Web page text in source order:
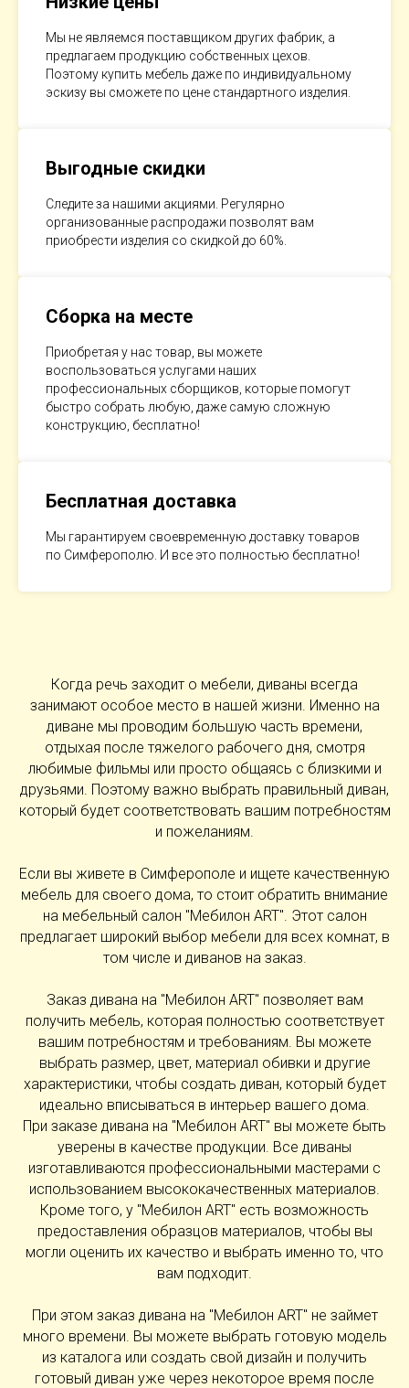
Мы не являемся поставщиком других фабрик, а
предлагаем продукцию собственных цехов.
Поэтому купить мебель даже по индивидуальному
эскизу вы сможете по цене стандартного изделия.
Выгодные скидки
Следите за нашими акциями. Регулярно
организованные распродажи позволят вам
приобрести изделия со скидкой до 60%.
Сборка на месте
Приобретая у нас товар, вы можете
воспользоваться услугами наших
профессиональных сборщиков, которые помогут
быстро собрать любую, даже самую сложную
конструкцию, бесплатно!
Бесплатная доставка
Мы гарантируем своевременную доставку товаров
по Симферополю. И все это полностью бесплатно!
Когда речь заходит о мебели, диваны всегда
занимают особое место в нашей жизни. Именно на
диване мы проводим большую часть времени,
отдыхая после тяжелого рабочего дня, смотря
любимые фильмы или просто общаясь с близкими и
друзьями. Поэтому важно выбрать правильный диван,
который будет соответствовать вашим потребностям
и пожеланиям.
Если вы живете в Симферополе и ищете качественную
мебель для своего дома, то стоит обратить внимание
на мебельный салон "Мебилон ART". Этот салон
предлагает широкий выбор мебели для всех комнат, в
том числе и диванов на заказ.
Заказ дивана на "Мебилон ART" позволяет вам
получить мебель, которая полностью соответствует
вашим потребностям и требованиям. Вы можете
выбрать размер, цвет, материал обивки и другие
характеристики, чтобы создать диван, который будет
идеально вписываться в интерьер вашего дома.
При заказе дивана на "Мебилон ART" вы можете быть
уверены в качестве продукции. Все диваны
изготавливаются профессиональными мастерами с
использованием высококачественных материалов.
Кроме того, у "Мебилон ART" есть возможность
предоставления образцов материалов, чтобы вы
могли оценить их качество и выбрать именно то, что
вам подходит.
При этом заказ дивана на "Мебилон ART" не займет
много времени. Вы можете выбрать готовую модель
из каталога или создать свой дизайн и получить
готовый диван уже через некоторое время после